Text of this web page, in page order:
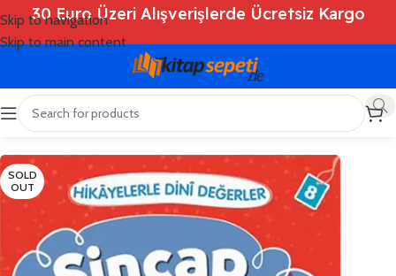
Skip to navigation
Skip to main content
30 Euro Üzeri Alışverişlerde Ücretsiz Kargo
Ana Sayfa Shop
SOLD
OUT